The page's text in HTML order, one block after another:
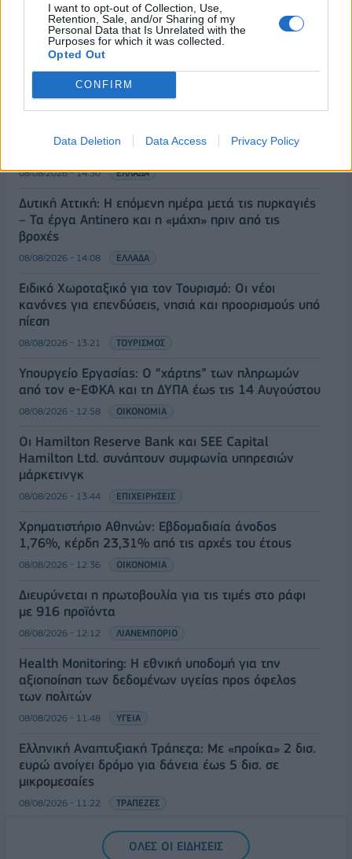
I want to opt-out of Collection, Use,
Retention, Sale, and/or Sharing of my
Personal Data that Is Unrelated with the
Purposes for which it was collected.
Opted Out
CONFIRM
Data Deletion Data Access Privacy Policy
ΡΟΗ ΕΙΔΗΣΕΩΝ
56.000 επιβάτες αναχωρούν σήμερα από τα
08/08/2026 - 14:30 ΕΛΛΑΔΑ
Δυτική Αττική: Η επόμενη ημέρα μετά τις πυρκαγιές
– Τα έργα Antinero και η «μάχη» πριν από τις
βροχές
08/08/2026 - 14:08 ΕΛΛΑΔΑ
Ειδικό Χωροταξικό για τον Τουρισμό: Οι νέοι
κανόνες για επενδύσεις, νησιά και προορισμούς υπό
πίεση
08/08/2026 - 13:21 ΤΟΥΡΙΣΜΟΣ
Υπουργείο Εργασίας: Ο “χάρτης” των πληρωμών
από τον e-ΕΦΚΑ και τη ΔΥΠΑ έως τις 14 Αυγούστου
08/08/2026 - 12:58 ΟΙΚΟΝΟΜΙΑ
Οι Hamilton Reserve Bank και SEE Capital
Hamilton Ltd. συνάπτουν συμφωνία υπηρεσιών
μάρκετινγκ
08/08/2026 - 13:44 ΕΠΙΧΕΙΡΗΣΕΙΣ
Χρηματιστήριο Αθηνών: Εβδομαδιαία άνοδος
1,76%, κέρδη 23,31% από τις αρχές του έτους
08/08/2026 - 12:36 ΟΙΚΟΝΟΜΙΑ
Διευρύνεται η πρωτοβουλία για τις τιμές στο ράφι
με 916 προϊόντα
08/08/2026 - 12:12 ΛΙΑΝΕΜΠΟΡΙΟ
Health Monitoring: Η εθνική υποδομή για την
αξιοποίηση των δεδομένων υγείας προς όφελος
των πολιτών
08/08/2026 - 11:48 ΥΓΕΙΑ
Ελληνική Αναπτυξιακή Τράπεζα: Με «προίκα» 2 δισ.
ευρώ ανοίγει δρόμο για δάνεια έως 5 δισ. σε
μικρομεσαίες
08/08/2026 - 11:22 ΤΡΑΠΕΖΕΣ
5G παντού, 6G στον ορίζοντα: Πού βρίσκεται η
Ελλάδα στη μεγάλη τεχνολογική μετάβαση
ΟΛΕΣ ΟΙ ΕΙΔΗΣΕΙΣ